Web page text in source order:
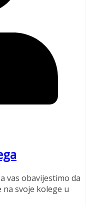
vas obavijestimo da
na svoje kolege u